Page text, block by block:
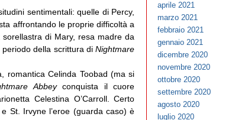
sentimentali: quelle di Percy,
affrontando le proprie difficoltà a
di Mary, resa madre da
periodo della scrittura diNightmare
romantica Celinda Toobad (ma si
Abbeyconquista il cuore
Celestina O’Carroll. Certo
St. Irvyne l’eroe (guarda caso) è
aprile 2021
marzo 2021
febbraio 2021
gennaio 2021
dicembre 2020
novembre 2020
ottobre 2020
settembre 2020
agosto 2020
luglio 2020